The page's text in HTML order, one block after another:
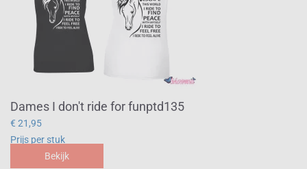
Dames I don't ride for funptd135
€ 21,95
Prijs per stuk
Bekijk